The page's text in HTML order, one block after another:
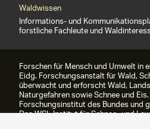
Waldwissen
Informations- und
forstliche Fachleute und
Forschen für Mensch und Umwelt in
Eidg. Forschungsanstalt für Wald,
überwacht und erforscht Wald,
Naturgefahren sowie Schnee und
Forschungsinstitut des Bundes und
Das WSL-Institut für Schnee- und